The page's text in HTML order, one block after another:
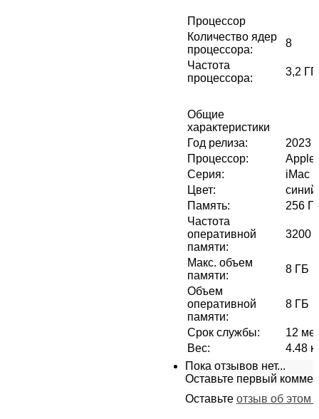
Процессор
Количество ядер
процессора:
8
Частота
процессора:
3,2
Общие
характеристики
Год релиза:
2023
Процессор:
Apple
Серия:
iMac
Цвет:
синий
Память:
256
Частота
оперативной
памяти:
3200
Макс. объем
памяти:
8 ГБ
Объем
оперативной
памяти:
8 ГБ
Срок службы:
12
Вес:
4.48 кг
Пока отзывов нет...
Оставьте первый
Оставьте отзыв об этом